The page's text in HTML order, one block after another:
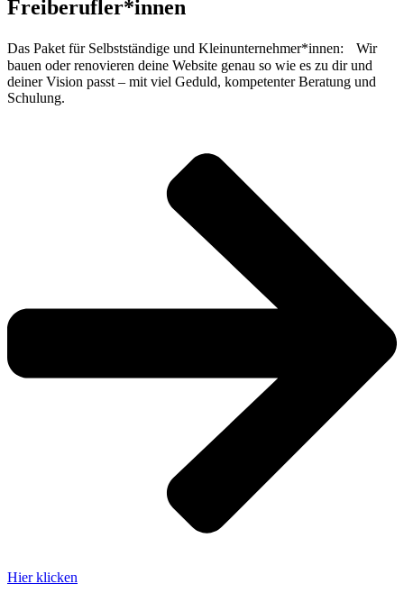
Freiberufler*innen
Das Paket für Selbstständige und Kleinunternehmer*innen: Wir
bauen oder renovieren deine Website genau so wie es zu dir und
deiner Vision passt – mit viel Geduld, kompetenter Beratung und
Schulung.
Hier klicken